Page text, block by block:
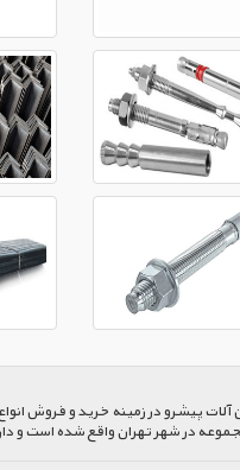
پیشرو در زمینه خرید و فروش انواع
در شهر تهران واقع شده است و